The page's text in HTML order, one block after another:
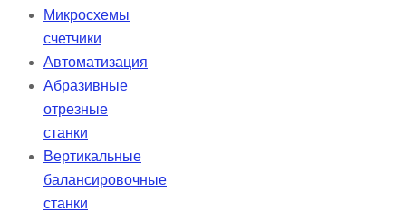
Микросхемы
счетчики
Автоматизация
Абразивные
отрезные
станки
Вертикальные
балансировочные
станки